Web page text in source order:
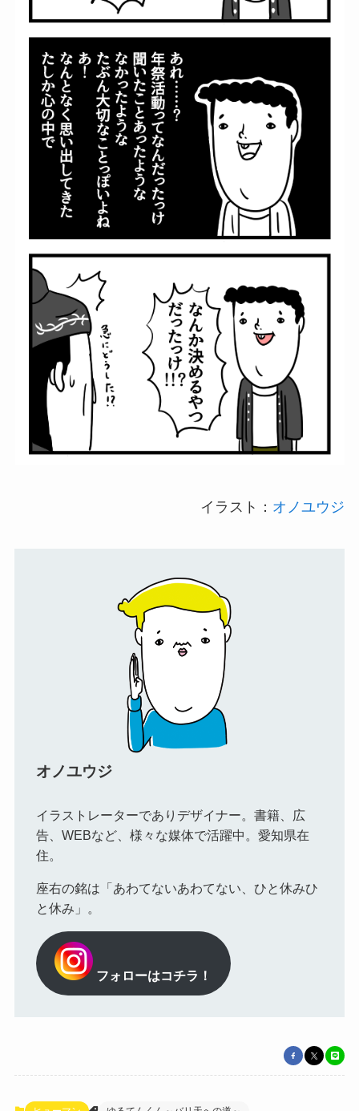
イラスト： オノユウジ
オノユウジ
イラストレーターでありデザイナー。書籍、広
告、WEBなど、様々な媒体で活躍中。愛知県在
住。
座右の銘は「あわてないあわてない、ひと休みひ
と休み」。
フォローはコチラ！